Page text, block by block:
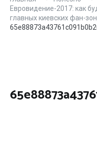
Евровидение-2017: как
главных киевских фан-